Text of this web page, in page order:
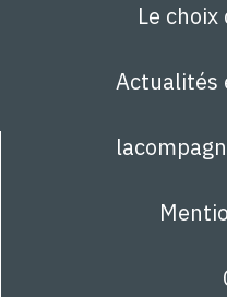
Le
Actualités